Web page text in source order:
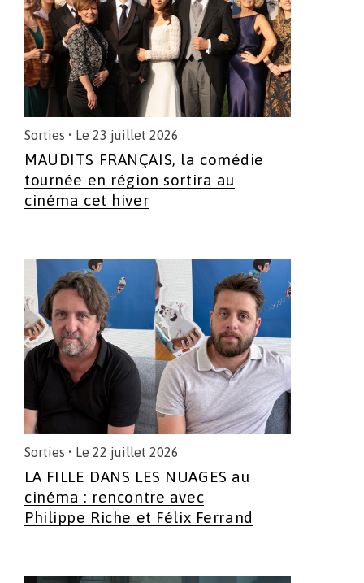
Sorties • Le 23 juillet 2026
MAUDITS FRANÇAIS, la comédie
tournée en région sortira au
cinéma cet hiver
Sorties • Le 22 juillet 2026
LA FILLE DANS LES NUAGES au
cinéma : rencontre avec
Philippe Riche et Félix Ferrand